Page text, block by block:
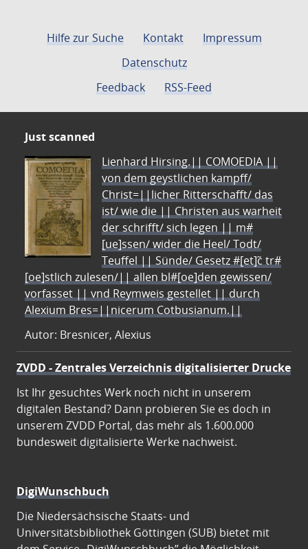
Hilfe zur Suche Kontakt
Impressum
Datenschutz
Feedback
RSS-Feed
Just scanned
Lienhard Hirsing.|| COMOEDIA ||
von dem geystlichen kampff/
Christ=||licher Ritterschafft/ das
ist/ wie die || Christen aus warheit
der schrifft/ sich legen || m#
[ue]ssen/ wider die Heel/ Todt/
Teuffel || Sünde/ Gesetz #[et]c̃ tr#
[oe]stlich zulesen/|| allen bl#[oe]den gewissen/
vorfasset || vnd Reymweis gestellet || durch
Alexium Bres=||nicerum Cotbusianum.||
Autor: Bresnicer, Alexius
ZVDD - Zentrales Verzeichnis digitalisierter Drucke
Ist Ihr gesuchtes Werk noch nicht in unserem
digitalen Bestand? Dann probieren Sie es doch in
unserem ZVDD Portal, das mehr als 1.600.000
bundesweit digitalisierte Werke nachweist.
DigiWunschbuch
Die Niedersächsische Staats- und
Universitätsbibliothek Göttingen (SUB) bietet mit